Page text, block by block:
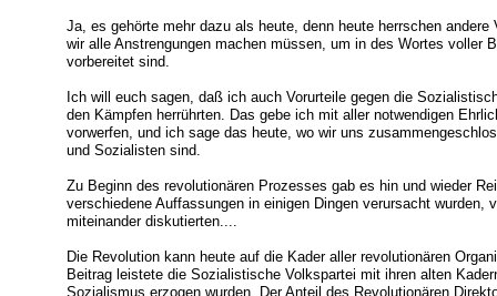
Ja, es gehörte mehr dazu als heute, denn heute herrschen
wir alle Anstrengungen machen müssen, um in des Wortes voller
vorbereitet sind.
Ich will euch sagen, daß ich auch Vorurteile gegen die
den Kämpfen herrührten. Das gebe ich mit aller notwendigen
vorwerfen, und ich sage das heute, wo wir uns
und Sozialisten sind.
Zu Beginn des revolutionären Prozesses gab es hin und wieder
verschiedene Auffassungen in einigen Dingen verursacht wurden,
miteinander diskutierten....
Die Revolution kann heute auf die Kader aller revolutionären
Beitrag leistete die Sozialistische Volkspartei mit ihren alten
Sozialismus erzogen wurden. Der Anteil des Revolutionären